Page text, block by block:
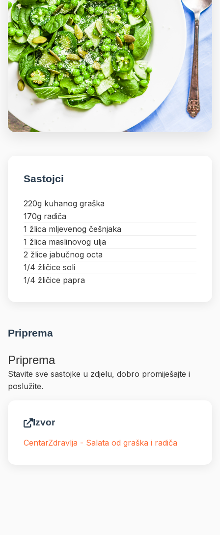
Sastojci
220g kuhanog graška
170g radiča
1 žlica mljevenog češnjaka
1 žlica maslinovog ulja
2 žlice jabučnog octa
1/4 žličice soli
1/4 žličice papra
Priprema
Priprema
Stavite sve sastojke u zdjelu, dobro promiješajte i
poslužite.
Izvor
CentarZdravlja - Salata od graška i radiča